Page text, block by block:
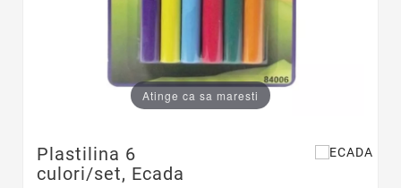
Atinge ca sa maresti
Plastilina 6
culori/set, Ecada